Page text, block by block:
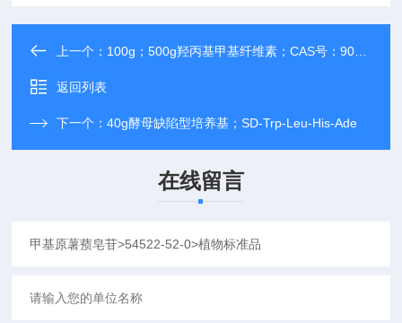
上一个： 100g；500g羟丙基甲基纤维素；CAS号：9004-65-3
返回列表
下一个：40g酵母缺陷型培养基；SD-Trp-Leu-His-Ade
在线留言